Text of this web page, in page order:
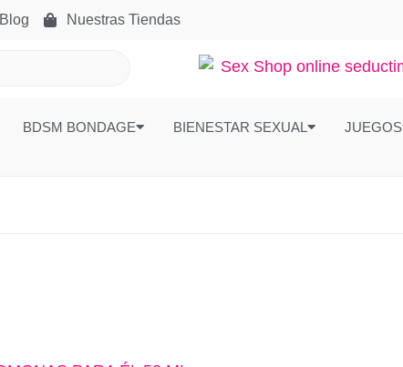
Blog Nuestras Tiendas
BDSM BONDAGE BIENESTAR SEXUAL JUEGOS